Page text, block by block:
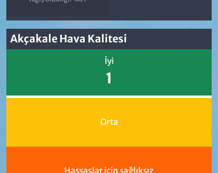
Akçakale Hava Kalitesi
İyi
1
Orta
Hassaslar için sağlıksız